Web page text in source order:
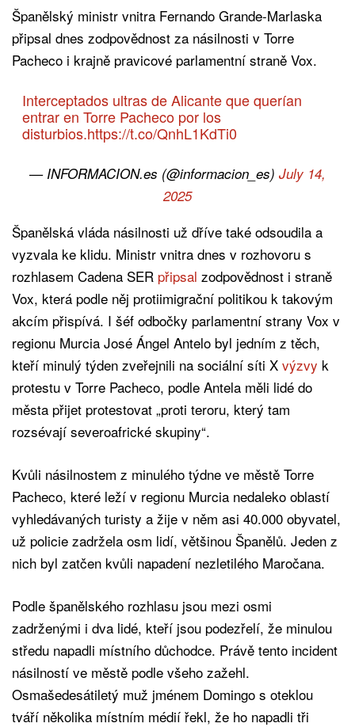
Španělský ministr vnitra Fernando Grande-Marlaska
připsal dnes zodpovědnost za násilnosti v Torre
Pacheco i krajně pravicové parlamentní straně Vox.
Interceptados ultras de Alicante que querían
entrar en Torre Pacheco por los
disturbios.https://t.co/QnhL1KdTi0
— INFORMACION.es (@informacion_es) July 14,
2025
Španělská vláda násilnosti už dříve také odsoudila a
vyzvala ke klidu. Ministr vnitra dnes v rozhovoru s
rozhlasem Cadena SER připsal zodpovědnost i straně
Vox, která podle něj protiimigrační politikou k takovým
akcím přispívá. I šéf odbočky parlamentní strany Vox v
regionu Murcia José Ángel Antelo byl jedním z těch,
kteří minulý týden zveřejnili na sociální síti X výzvy k
protestu v Torre Pacheco, podle Antela měli lidé do
města přijet protestovat „proti teroru, který tam
rozsévají severoafrické skupiny“.
Kvůli násilnostem z minulého týdne ve městě Torre
Pacheco, které leží v regionu Murcia nedaleko oblastí
vyhledávaných turisty a žije v něm asi 40.000 obyvatel,
už policie zadržela osm lidí, většinou Španělů. Jeden z
nich byl zatčen kvůli napadení nezletilého Maročana.
Podle španělského rozhlasu jsou mezi osmi
zadrženými i dva lidé, kteří jsou podezřelí, že minulou
středu napadli místního důchodce. Právě tento incident
násilností ve městě podle všeho zažehl.
Osmašedesátiletý muž jménem Domingo s oteklou
tváří několika místním médií řekl, že ho napadli tři